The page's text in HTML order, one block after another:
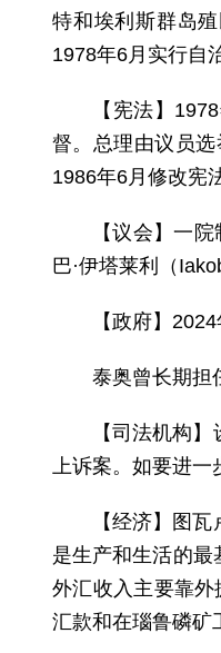
特和埃利斯群岛
1978年6月实行自
【宪法】
督。总理由议员
1986年6月修改宪
【议会】一
巴·伊塔莱利（
【政府】
泰奥曾长期担
【司法机构
上诉案。如要进一
【经济】图
是生产和生活的最
外汇收入主要靠外
汇款和在瑙鲁磷矿